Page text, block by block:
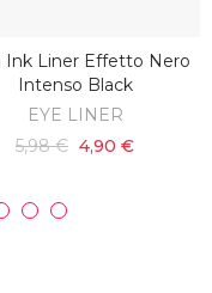
AGGIUNGI AL CARRELLO
Ink Liner Effetto Nero
Intenso Black
EYE LINER
5,98 € 4,90 €